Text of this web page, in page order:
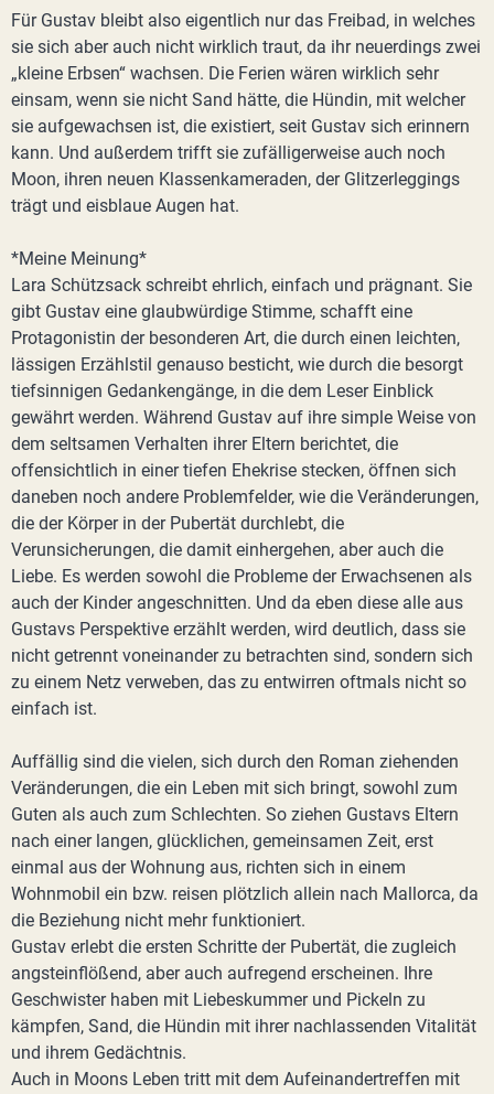
Für Gustav bleibt also eigentlich nur das Freibad, in welches
sie sich aber auch nicht wirklich traut, da ihr neuerdings zwei
„kleine Erbsen“ wachsen. Die Ferien wären wirklich sehr
einsam, wenn sie nicht Sand hätte, die Hündin, mit welcher
sie aufgewachsen ist, die existiert, seit Gustav sich erinnern
kann. Und außerdem trifft sie zufälligerweise auch noch
Moon, ihren neuen Klassenkameraden, der Glitzerleggings
trägt und eisblaue Augen hat.
*Meine Meinung*
Lara Schützsack schreibt ehrlich, einfach und prägnant. Sie
gibt Gustav eine glaubwürdige Stimme, schafft eine
Protagonistin der besonderen Art, die durch einen leichten,
lässigen Erzählstil genauso besticht, wie durch die besorgt
tiefsinnigen Gedankengänge, in die dem Leser Einblick
gewährt werden. Während Gustav auf ihre simple Weise von
dem seltsamen Verhalten ihrer Eltern berichtet, die
offensichtlich in einer tiefen Ehekrise stecken, öffnen sich
daneben noch andere Problemfelder, wie die Veränderungen,
die der Körper in der Pubertät durchlebt, die
Verunsicherungen, die damit einhergehen, aber auch die
Liebe. Es werden sowohl die Probleme der Erwachsenen als
auch der Kinder angeschnitten. Und da eben diese alle aus
Gustavs Perspektive erzählt werden, wird deutlich, dass sie
nicht getrennt voneinander zu betrachten sind, sondern sich
zu einem Netz verweben, das zu entwirren oftmals nicht so
einfach ist.
Auffällig sind die vielen, sich durch den Roman ziehenden
Veränderungen, die ein Leben mit sich bringt, sowohl zum
Guten als auch zum Schlechten. So ziehen Gustavs Eltern
nach einer langen, glücklichen, gemeinsamen Zeit, erst
einmal aus der Wohnung aus, richten sich in einem
Wohnmobil ein bzw. reisen plötzlich allein nach Mallorca, da
die Beziehung nicht mehr funktioniert.
Gustav erlebt die ersten Schritte der Pubertät, die zugleich
angsteinflößend, aber auch aufregend erscheinen. Ihre
Geschwister haben mit Liebeskummer und Pickeln zu
kämpfen, Sand, die Hündin mit ihrer nachlassenden Vitalität
und ihrem Gedächtnis.
Auch in Moons Leben tritt mit dem Aufeinandertreffen mit